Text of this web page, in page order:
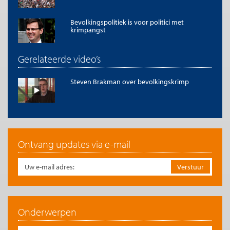
toegestaan. Voor meer informatie, zie onze
Afbeelding
Afbeelding ‘Ontario Abandoned House
2.0)
Bevolkingspolitiek is voor politici met
krimpangst
Gerelateerde video’s
Steven Brakman over bevolkingskrimp
Ontvang updates via e-mail
Onderwerpen